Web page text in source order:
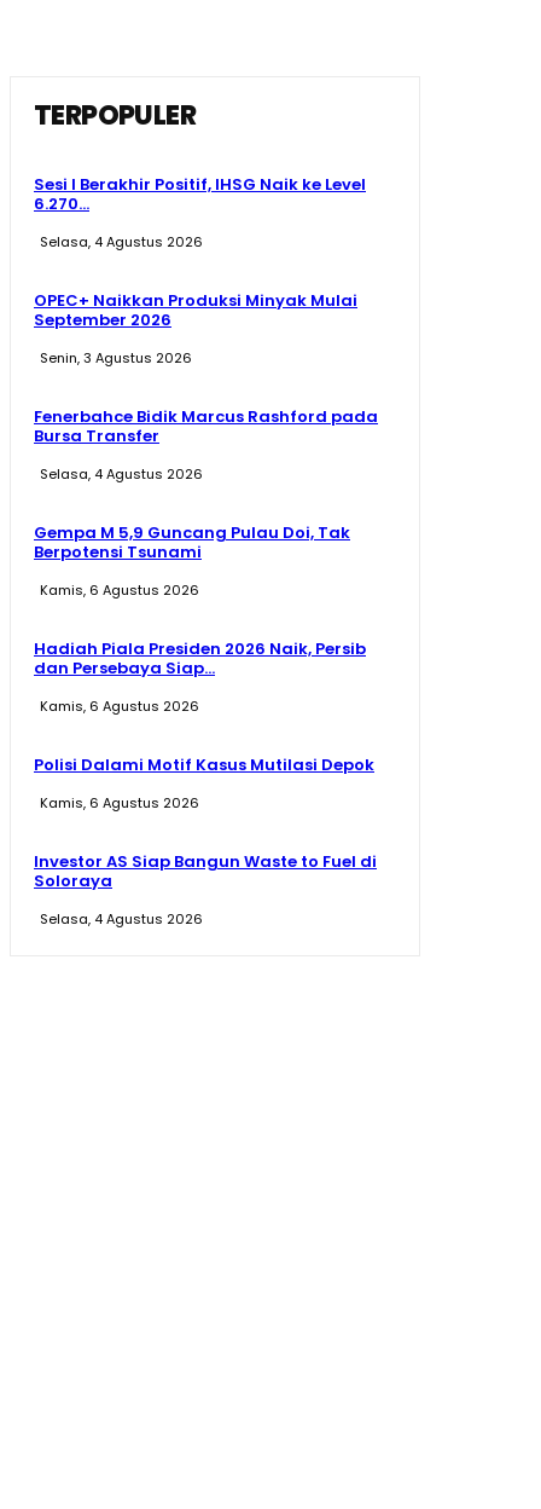
TERPOPULER
Sesi I Berakhir Positif, IHSG Naik ke Level
6.270...
Selasa, 4 Agustus 2026
OPEC+ Naikkan Produksi Minyak Mulai
September 2026
Senin, 3 Agustus 2026
Fenerbahce Bidik Marcus Rashford pada
Bursa Transfer
Selasa, 4 Agustus 2026
Gempa M 5,9 Guncang Pulau Doi, Tak
Berpotensi Tsunami
Kamis, 6 Agustus 2026
Hadiah Piala Presiden 2026 Naik, Persib
dan Persebaya Siap...
Kamis, 6 Agustus 2026
Polisi Dalami Motif Kasus Mutilasi Depok
Kamis, 6 Agustus 2026
Investor AS Siap Bangun Waste to Fuel di
Soloraya
Selasa, 4 Agustus 2026